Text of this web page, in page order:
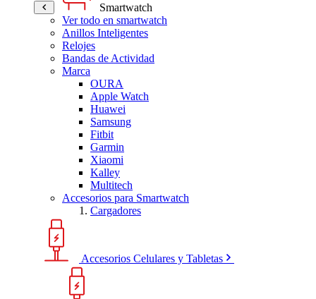
Smartwatch
Ver todo en smartwatch
Anillos Inteligentes
Relojes
Bandas de Actividad
Marca
OURA
Apple Watch
Huawei
Samsung
Fitbit
Garmin
Xiaomi
Kalley
Multitech
Accesorios para Smartwatch
Cargadores
Accesorios Celulares y Tabletas